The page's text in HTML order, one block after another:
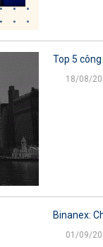
Top 5
18/08/
Binanex:
01/09/